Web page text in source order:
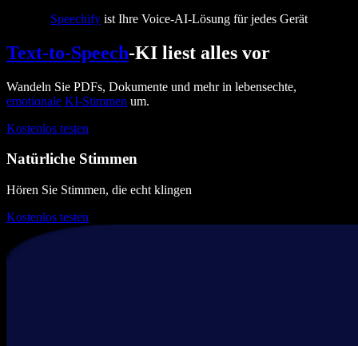
Speechify ist Ihre Voice-AI-Lösung für jedes Gerät
Text-to-Speech-KI liest alles vor
Wandeln Sie PDFs, Dokumente und mehr in lebensechte,
emotionale KI-Stimmen um.
Kostenlos testen
Natürliche Stimmen
Hören Sie Stimmen, die echt klingen
Kostenlos testen